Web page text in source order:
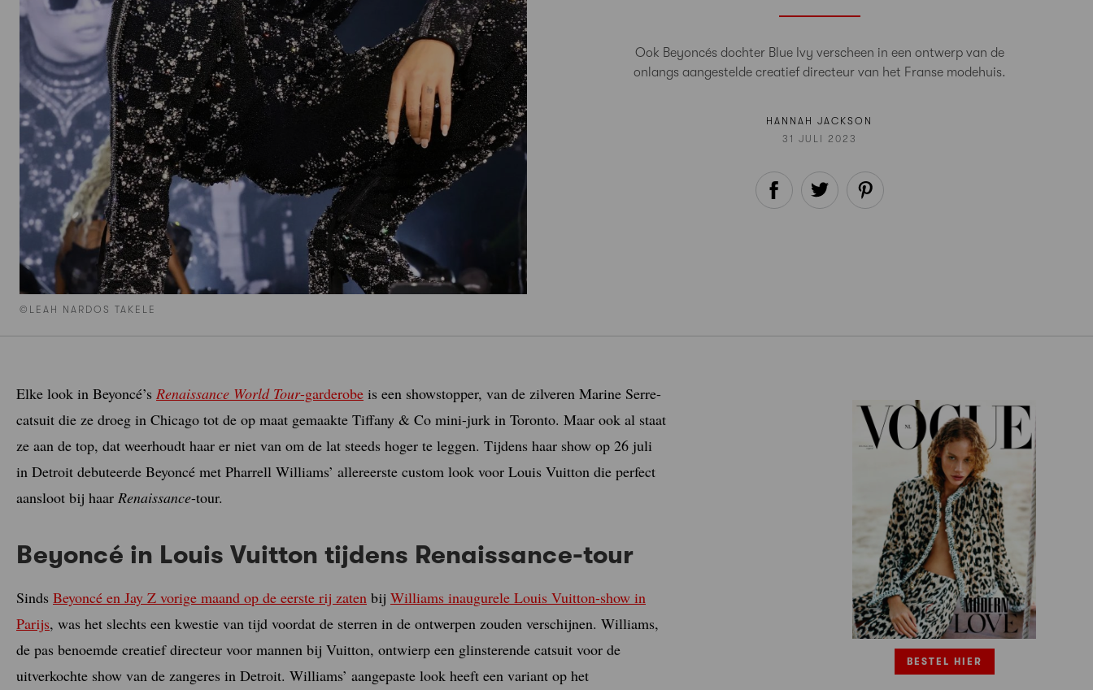
©LEAH NARDOS TAKELE
Ook Beyoncés dochter Blue Ivy verscheen in een ontwerp van de
onlangs aangestelde creatief directeur van het Franse modehuis.
HANNAH JACKSON
31 JULI 2023
Elke look in Beyoncé’s Renaissance World Tour-garderobe is een showstopper, van de zilveren Marine Serre-
catsuit die ze droeg in Chicago tot de op maat gemaakte Tiffany & Co mini-jurk in Toronto. Maar ook al staat
ze aan de top, dat weerhoudt haar er niet van om de lat steeds hoger te leggen. Tijdens haar show op 26 juli
in Detroit debuteerde Beyoncé met Pharrell Williams’ allereerste custom look voor Louis Vuitton die perfect
aansloot bij haar Renaissance-tour.
Beyoncé in Louis Vuitton tijdens Renaissance-tour
Sinds Beyoncé en Jay Z vorige maand op de eerste rij zaten bij Williams inaugurele Louis Vuitton-show in
Parijs, was het slechts een kwestie van tijd voordat de sterren in de ontwerpen zouden verschijnen. Williams,
de pas benoemde creatief directeur voor mannen bij Vuitton, ontwierp een glinsterende catsuit voor de
uitverkochte show van de zangeres in Detroit. Williams’ aangepaste look heeft een variant op het
BESTEL HIER